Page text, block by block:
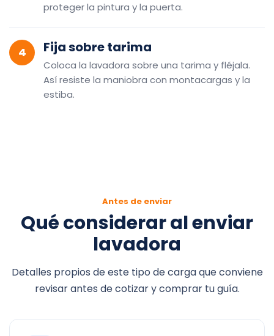
proteger la pintura y la puerta.
4 Fija sobre tarima
Coloca la lavadora sobre una tarima y fléjala.
Así resiste la maniobra con montacargas y la
estiba.
Antes de enviar
Qué considerar al enviar
lavadora
Detalles propios de este tipo de carga que conviene
revisar antes de cotizar y comprar tu guía.